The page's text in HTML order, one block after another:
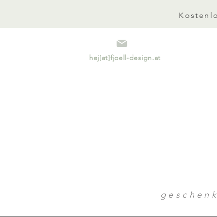
hej[at]fjoell-design.at